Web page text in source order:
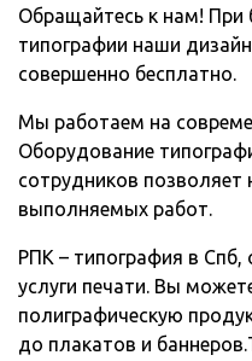
Обращайтесь к нам! При
типографии наши
совершенно бесплатно.
Мы работаем на
Оборудование
сотрудников позволяет
выполняемых работ.
РПК – типография в
услуги печати. Вы
полиграфическую
до плакатов и